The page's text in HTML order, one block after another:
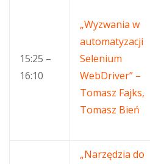
15:25 –
16:10
„Wyzwania w
automatyzacji
Selenium
WebDriver” –
Tomasz Fajks,
Tomasz Bień
„Narzędzia do